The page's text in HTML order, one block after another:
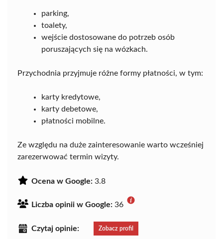
parking,
toalety,
wejście dostosowane do potrzeb osób
poruszających się na wózkach.
Przychodnia przyjmuje różne formy płatności, w tym:
karty kredytowe,
karty debetowe,
płatności mobilne.
Ze względu na duże zainteresowanie warto wcześniej
zarezerwować termin wizyty.
Ocena w Google: 3.8
Liczba opinii w Google: 36
Czytaj opinie: Zobacz profil